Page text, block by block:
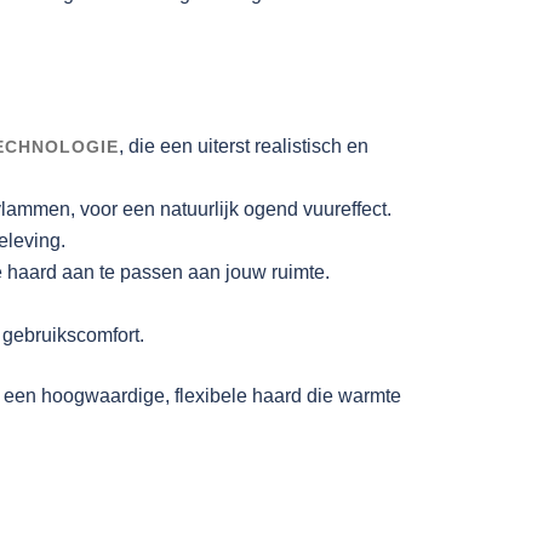
, die een uiterst realistisch en
voor een natuurlijk ogend vuureffect.
aan te passen aan jouw ruimte.
hoogwaardige, flexibele haard die warmte